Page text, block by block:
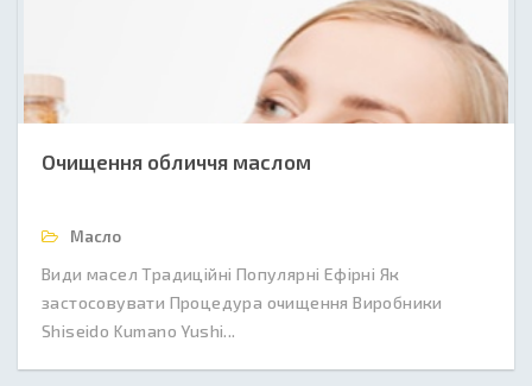
Очищення обличчя маслом
Масло
Види масел Традиційні Популярні Ефірні Як
застосовувати Процедура очищення Виробники
Shiseido Kumano Yushi...